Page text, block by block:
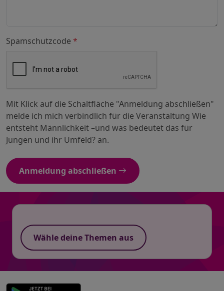
Spamschutzcode *
Mit Klick auf die Schaltfläche "Anmeldung abschließen"
melde ich mich verbindlich für die Veranstaltung Wie
entsteht Männlichkeit –und was bedeutet das für
Jungen und ihr Umfeld? an.
Anmeldung abschließen
Wähle deine Themen aus